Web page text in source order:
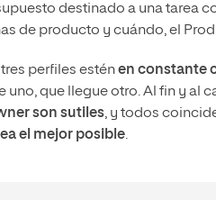
destinado a una tarea
de producto y cuándo, el
perfiles esténen constante
que llegue otro. Al fin y al
son sutiles, y todos
el mejor posible.